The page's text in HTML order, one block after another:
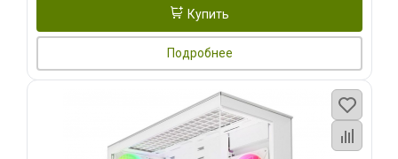
Купить
Подробнее